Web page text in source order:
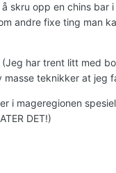
skru opp en chins bar
andre fixe ting man
har trent litt med
masse teknikker at jeg
i mageregionen
DET!)